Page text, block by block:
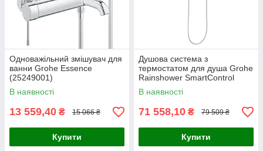
Одноважільний змішувач для
ванни Grohe Essence
(25249001)
В наявності
13 559,40 ₴ 15 066 ₴
Купити
Душова система з
термостатом для душа Grohe
Rainshower SmartControl
(26250000)
В наявності
71 558,10 ₴ 79 509 ₴
Купити